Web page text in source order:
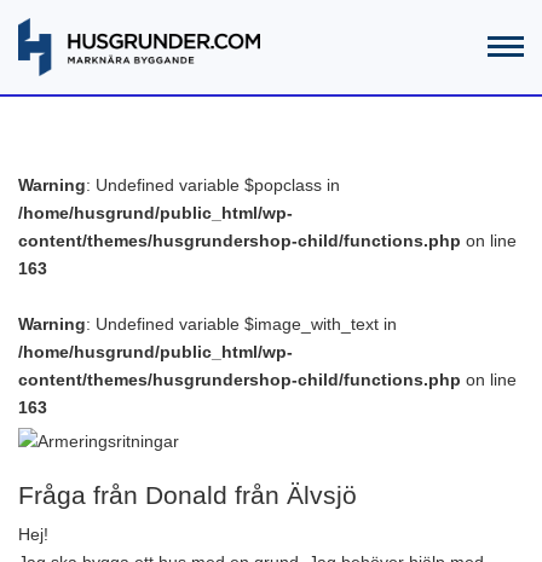
Warning: Undefined variable $popclass in
/home/husgrund/public_html/wp-
content/themes/husgrundershop-child/functions.php on line
163
Warning: Undefined variable $image_with_text in
/home/husgrund/public_html/wp-
content/themes/husgrundershop-child/functions.php on line
163
Fråga från Donald från Älvsjö
Hej!